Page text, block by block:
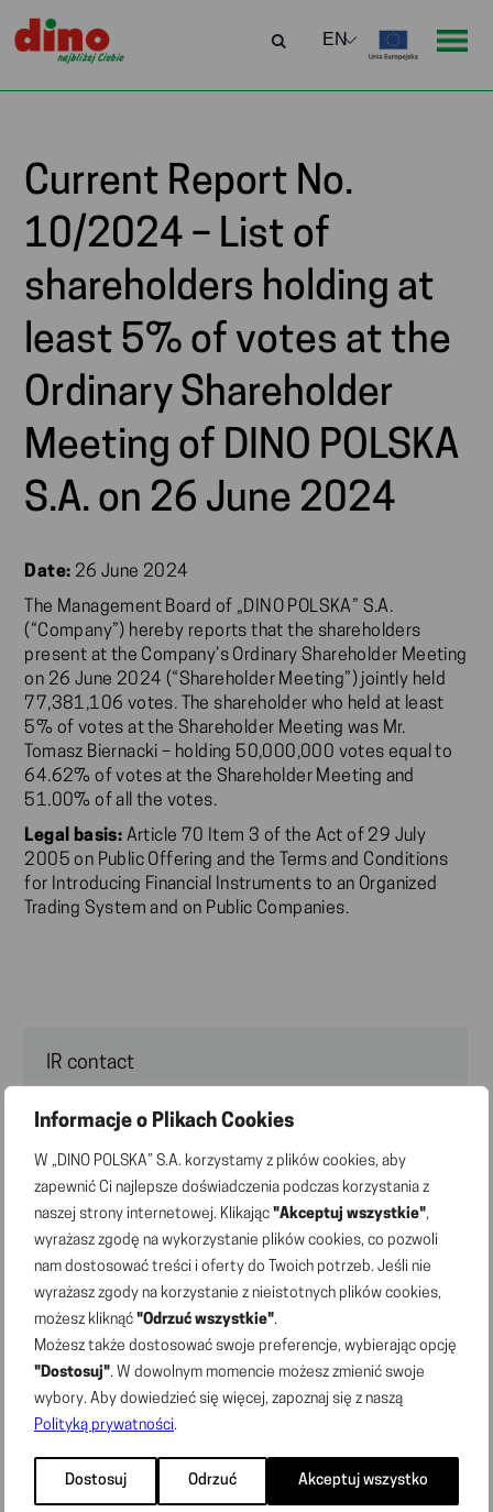
Informacje o Plikach Cookies
W „DINO POLSKA” S.A. korzystamy z plików cookies, aby
zapewnić Ci najlepsze doświadczenia podczas korzystania z
naszej strony internetowej. Klikając "Akceptuj wszystkie",
wyrażasz zgodę na wykorzystanie plików cookies, co pozwoli
nam dostosować treści i oferty do Twoich potrzeb. Jeśli nie
wyrażasz zgody na korzystanie z nieistotnych plików cookies,
możesz kliknąć "Odrzuć wszystkie".
Możesz także dostosować swoje preferencje, wybierając opcję
"Dostosuj". W dowolnym momencie możesz zmienić swoje
wybory. Aby dowiedzieć się więcej, zapoznaj się z naszą
Polityką prywatności.
Dostosuj Odrzuć Akceptuj wszystko
Current Report No.
10/2024 – List of
shareholders holding at
least 5% of votes at the
Ordinary Shareholder
Meeting of DINO POLSKA
S.A. on 26 June 2024
Date: 26 June 2024
The Management Board of „DINO POLSKA” S.A.
(“Company”) hereby reports that the shareholders
present at the Company’s Ordinary Shareholder Meeting
on 26 June 2024 (“Shareholder Meeting”) jointly held
77,381,106 votes. The shareholder who held at least
5% of votes at the Shareholder Meeting was Mr.
Tomasz Biernacki – holding 50,000,000 votes equal to
64.62% of votes at the Shareholder Meeting and
51.00% of all the votes.
Legal basis: Article 70 Item 3 of the Act of 29 July
2005 on Public Offering and the Terms and Conditions
for Introducing Financial Instruments to an Organized
Trading System and on Public Companies.
IR contact
Grzegorz Uraziński
News
02.07.2026 | Press releases
Dino’s network has 3,176 stores; 148 new store
openings in H1 2026
22.06.2026 | Current reports
Current Report No. 7/2026 – Wording of the resolutions
adopted by the Ordinary Shareholder Meeting of the
„DINO POLSKA” S.A. on 22 June 2026